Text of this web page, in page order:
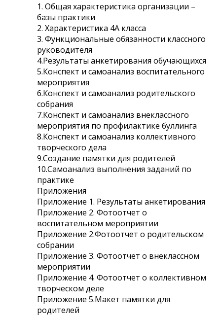
1. Общая характеристика организации –
базы практики
2. Характеристика 4А класса
3. Функциональные обязанности классного
руководителя
4.Результаты анкетирования обучающихся
5.Конспект и самоанализ воспитательного
мероприятия
6.Конспект и самоанализ родительского
собрания
7.Конспект и самоанализ внеклассного
мероприятия по профилактике буллинга
8.Конспект и самоанализ коллективного
творческого дела
9.Создание памятки для родителей
10.Самоанализ выполнения заданий по
практике
Приложения
Приложение 1. Результаты анкетирования
Приложение 2. Фотоотчет о
воспитательном мероприятии
Приложение 2.Фотоотчет о родительском
собрании
Приложение 3. Фотоотчет о внеклассном
мероприятии
Приложение 4. Фотоотчет о коллективном
творческом деле
Приложение 5.Макет памятки для
родителей